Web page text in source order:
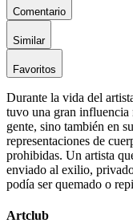
Comentario
Similar
Favoritos
Durante la vida del
tuvo una gran influencia
gente, sino también en
representaciones de
prohibidas. Un artista
enviado al exilio,
podía ser quemado o
Artclub